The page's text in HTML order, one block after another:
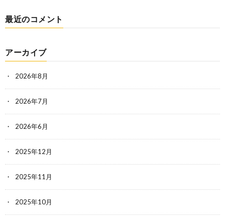
最近のコメント
アーカイブ
2026年8月
2026年7月
2026年6月
2025年12月
2025年11月
2025年10月